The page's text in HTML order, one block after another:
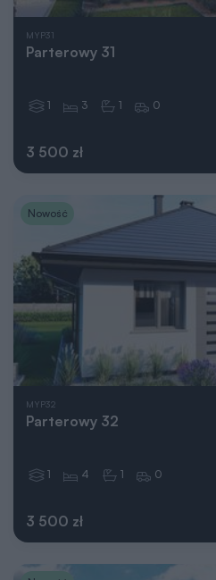
MYP31
Parterowy 31
3 500 zł
1 3 1 0
Nowość
MYP32
Parterowy 32
3 500 zł
1 4 1 0